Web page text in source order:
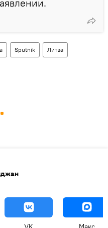
Sputnik Литва